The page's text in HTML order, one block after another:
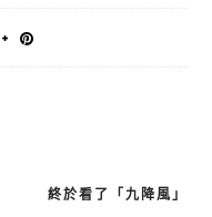
終於看了「九降風」